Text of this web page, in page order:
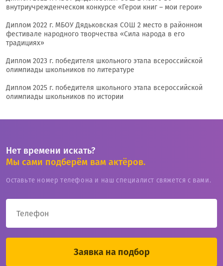
внутриучрежденческом конкурсе «Герои книг – мои герои»
Диплом 2022 г. МБОУ Дядьковская СОШ 2 место в районном
фестивале народного творчества «Сила народа в его
традициях»
Диплом 2023 г. победителя школьного этапа всероссийской
олимпиады школьников по литературе
Диплом 2025 г. победителя школьного этапа всероссийской
олимпиады школьников по истории
Нет времени искать?
Мы сами подберём вам актёров.
Оставьте номер телефона и наш специалист свяжется с вами.